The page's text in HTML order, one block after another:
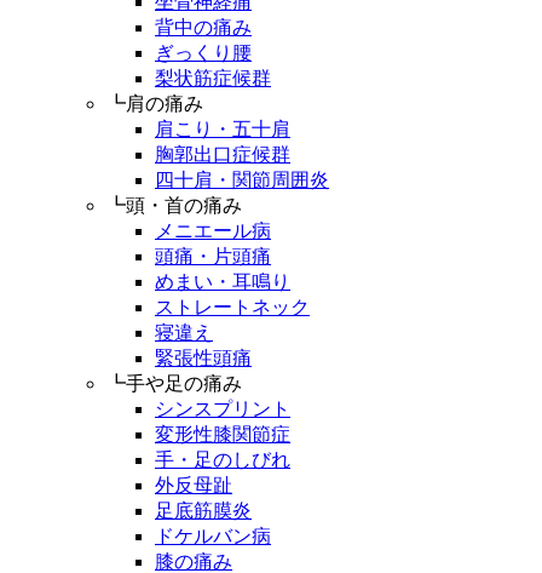
背中の痛み
ぎっくり腰
梨状筋症候群
┗肩の痛み
肩こり・五十肩
胸郭出口症候群
四十肩・関節周囲炎
┗頭・首の痛み
メニエール病
頭痛・片頭痛
めまい・耳鳴り
ストレートネック
寝違え
緊張性頭痛
┗手や足の痛み
シンスプリント
変形性膝関節症
手・足のしびれ
外反母趾
足底筋膜炎
ドケルバン病
膝の痛み